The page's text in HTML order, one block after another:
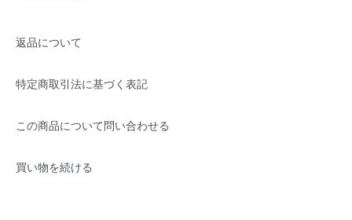
返品について
特定商取引法に基づく表記
この商品について問い合わせる
買い物を続ける